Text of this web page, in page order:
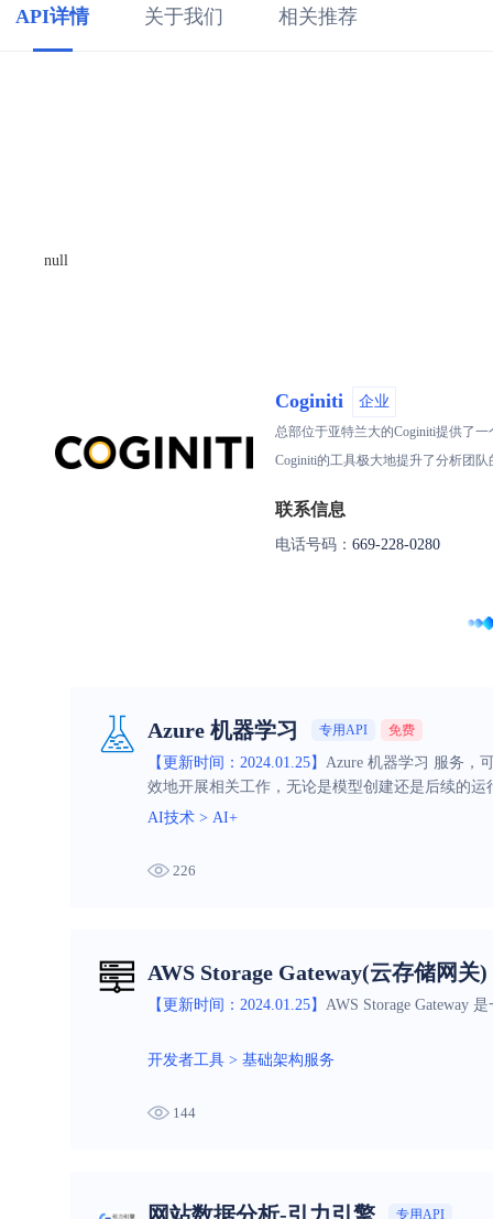
API详情 关于我们 相关推荐
null
Coginiti 企业
总部位于亚特兰大的Coginiti提供了
Coginiti的工具极大地提升了分析团
联系信息
电话号码： 669-228-0280
Azure 机器学习 专用API 免费
【更新时间：2024.01.25】 Azure 机器学习 服务，
效地开展相关工作，无论是模型创建还是后续的运
AI技术 > AI+
226
AWS Storage Gateway(云存储网关)
【更新时间：2024.01.25】 AWS Storage Gateway
开发者工具 > 基础架构服务
144
网站数据分析-引力引擎 专用API